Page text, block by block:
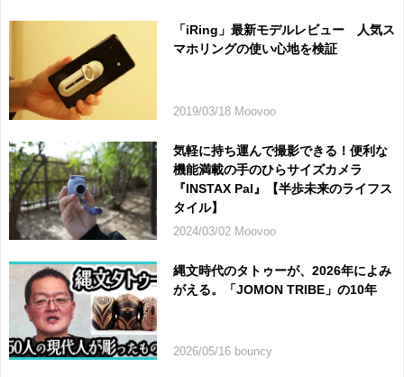
「iRing」最新モデルレビュー 人気ス
マホリングの使い心地を検証
2019/03/18 Moovoo
気軽に持ち運んで撮影できる！便利な
機能満載の手のひらサイズカメラ
『INSTAX Pal』【半歩未来のライフス
タイル】
2024/03/02 Moovoo
縄文時代のタトゥーが、2026年によみ
がえる。「JOMON TRIBE」の10年
2026/05/16 bouncy